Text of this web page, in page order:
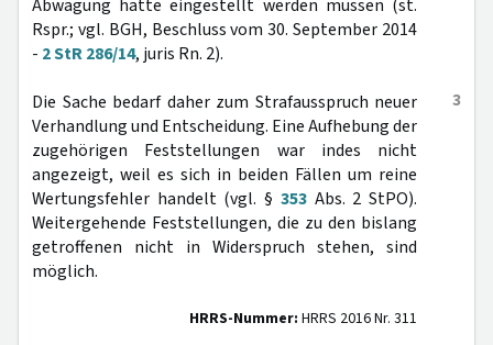
Abwägung hätte eingestellt werden müssen (st.
Rspr.; vgl. BGH, Beschluss vom 30. September 2014
- 2 StR 286/14, juris Rn. 2).
3
Die Sache bedarf daher zum Strafausspruch neuer
Verhandlung und Entscheidung. Eine Aufhebung der
zugehörigen Feststellungen war indes nicht
angezeigt, weil es sich in beiden Fällen um reine
Wertungsfehler handelt (vgl. § 353Abs. 2 StPO).
Weitergehende Feststellungen, die zu den bislang
getroffenen nicht in Widerspruch stehen, sind
möglich.
HRRS-Nummer: HRRS 2016 Nr. 311